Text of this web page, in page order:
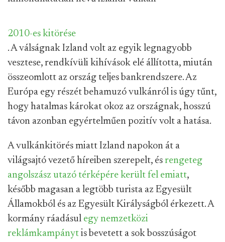
2010-es kitörése
. A válságnak Izland volt az egyik legnagyobb
vesztese, rendkívüli kihívások elé állította, miután
összeomlott az ország teljes bankrendszere. Az
Európa egy részét behamuzó vulkánról is úgy tűnt,
hogy hatalmas károkat okoz az országnak, hosszú
távon azonban egyértelműen pozitív volt a hatása.
A vulkánkitörés miatt Izland napokon át a
világsajtó vezető híreiben szerepelt, és rengeteg
angolszász utazó térképére került fel emiatt,
később magasan a legtöbb turista az Egyesült
Államokból és az Egyesült Királyságból érkezett. A
kormány ráadásul egy nemzetközi
reklámkampányt is bevetett a sok bosszúságot